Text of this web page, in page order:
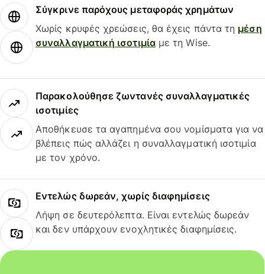
Σύγκρινε παρόχους μεταφοράς χρημάτων
Χωρίς κρυφές χρεώσεις, θα έχεις πάντα τη μέση
συναλλαγματική ισοτιμίαμε τη Wise.
Παρακολούθησε ζωντανές συναλλαγματικές
ισοτιμίες
Αποθήκευσε τα αγαπημένα σου νομίσματα για να
βλέπεις πώς αλλάζει η συναλλαγματική ισοτιμία
με τον χρόνο.
Εντελώς δωρεάν, χωρίς διαφημίσεις
Λήψη σε δευτερόλεπτα. Είναι εντελώς δωρεάν
και δεν υπάρχουν ενοχλητικές διαφημίσεις.